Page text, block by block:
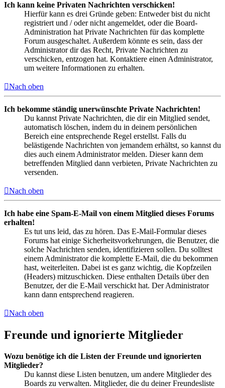
Ich kann keine Privaten Nachrichten verschicken!
Hierfür kann es drei Gründe geben: Entweder bist du nicht
registriert und / oder nicht angemeldet, oder die Board-
Administration hat Private Nachrichten für das komplette
Forum ausgeschaltet. Außerdem könnte es sein, dass der
Administrator dir das Recht, Private Nachrichten zu
verschicken, entzogen hat. Kontaktiere einen Administrator,
um weitere Informationen zu erhalten.
Nach oben
Ich bekomme ständig unerwünschte Private Nachrichten!
Du kannst Private Nachrichten, die dir ein Mitglied sendet,
automatisch löschen, indem du in deinem persönlichen
Bereich eine entsprechende Regel erstellst. Falls du
belästigende Nachrichten von jemandem erhältst, so kannst du
dies auch einem Administrator melden. Dieser kann dem
betreffenden Mitglied dann verbieten, Private Nachrichten zu
versenden.
Nach oben
Ich habe eine Spam-E-Mail von einem Mitglied dieses Forums
erhalten!
Es tut uns leid, das zu hören. Das E-Mail-Formular dieses
Forums hat einige Sicherheitsvorkehrungen, die Benutzer, die
solche Nachrichten senden, identifizieren sollen. Du solltest
einem Administrator die komplette E-Mail, die du bekommen
hast, weiterleiten. Dabei ist es ganz wichtig, die Kopfzeilen
(Headers) mitzuschicken. Diese enthalten Details über den
Benutzer, der die E-Mail verschickt hat. Der Administrator
kann dann entsprechend reagieren.
Nach oben
Freunde und ignorierte Mitglieder
Wozu benötige ich die Listen der Freunde und ignorierten
Mitglieder?
Du kannst diese Listen benutzen, um andere Mitglieder des
Boards zu verwalten. Mitglieder, die du deiner Freundesliste